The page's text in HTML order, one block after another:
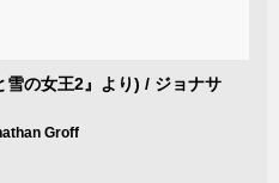
雪の女王2』より) / ジョナサ
Groff